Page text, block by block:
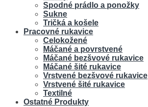
Spodné prádlo a ponožky
Sukne
Tričká a košele
Pracovné rukavice
Celokožené
Máčané a povrstvené
Máčané bezšvové rukavice
Máčané šité rukavice
Vrstvené bezšvové rukavice
Vrstvené šité rukavice
Textilné
Ostatné Produkty